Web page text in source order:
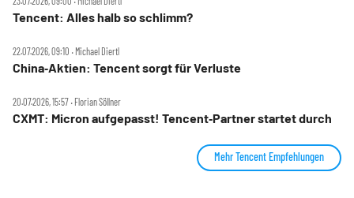
Tencent: Alles halb so schlimm?
22.07.2026, 09:10 ‧ Michael Diertl
China‑Aktien: Tencent sorgt für Verluste
20.07.2026, 15:57 ‧ Florian Söllner
CXMT: Micron aufgepasst! Tencent‑Partner startet durch
Mehr Tencent Empfehlungen